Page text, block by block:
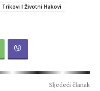
Trikovi I Životni Hakovi
Sljedeći članak